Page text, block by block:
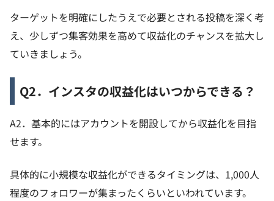
ターゲットを明確にしたうえで必要とされる投稿を深く考
え、少しずつ集客効果を高めて収益化のチャンスを拡大し
ていきましょう。
Q2．インスタの収益化はいつからできる？
A2．基本的にはアカウントを開設してから収益化を目指
せます。
具体的に小規模な収益化ができるタイミングは、1,000人
程度のフォロワーが集まったくらいといわれています。